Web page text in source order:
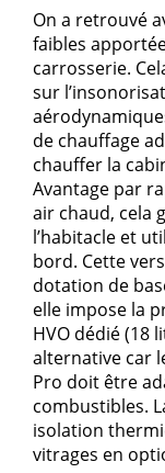
On a retrouvé
faibles
carrosserie.
sur
de chauffage
chauffer la
Avantage par
air chaud, cela
l’habitacle et
bord. Cette
dotation de
elle impose la
HVO dédié (18
alternative car
Pro doit être
combustibles.
isolation
vitrages en